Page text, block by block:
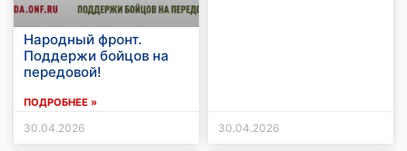
Народный фронт.
Поддержи бойцов на
передовой!
ПОДРОБНЕЕ »
30.04.2026 30.04.2026